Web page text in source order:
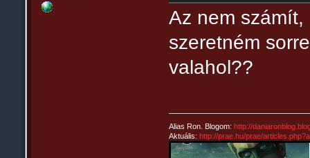
Az nem
szeretném
valahol??
Alias Ron. Blogom:http://
Aktuális:http://prae.hu/prae/